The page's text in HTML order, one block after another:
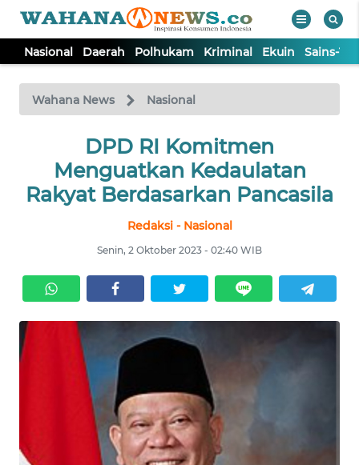
Nasional Daerah Polhukam Kriminal Ekuin Sains-
Wahana News Nasional
DPD RI Komitmen
Menguatkan Kedaulatan
Rakyat Berdasarkan Pancasila
Redaksi - Nasional
Senin, 2 Oktober 2023 - 02:40 WIB
TV
Tutup
DAERAH
KRIMINAL
EKUIN
SAINS-TEKNO
INTERNASIONAL